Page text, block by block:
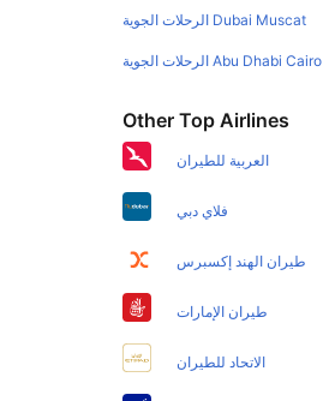
Dubai Muscat الرحلات الجوية
Abu Dhabi Cairo الرحلات الجوية
Other Top Airlines
العربية للطيران
فلاي دبي
طيران الهند إكسبرس
طيران الإمارات
الاتحاد للطيران